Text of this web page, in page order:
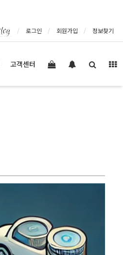
로그인 회원가입 정보찾기
고객센터